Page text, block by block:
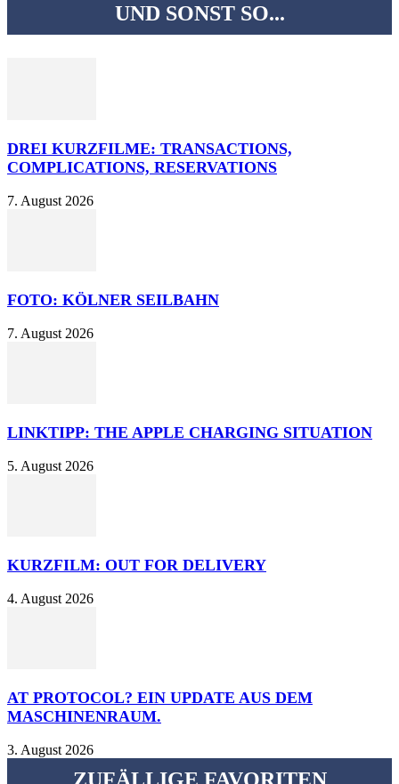
UND SONST SO...
DREI KURZFILME: TRANSACTIONS,
COMPLICATIONS, RESERVATIONS
7. August 2026
FOTO: KÖLNER SEILBAHN
7. August 2026
LINKTIPP: THE APPLE CHARGING SITUATION
5. August 2026
KURZFILM: OUT FOR DELIVERY
4. August 2026
AT PROTOCOL? EIN UPDATE AUS DEM
MASCHINENRAUM.
3. August 2026
ZUFÄLLIGE FAVORITEN